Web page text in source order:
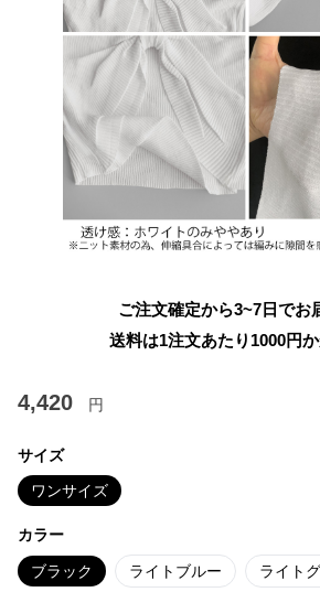
ご注文確定から3~7日でお
送料は1注文あたり 1000円
4,420 円
サイズ
ワンサイズ
カラー
ブラック ライトブルー ライト